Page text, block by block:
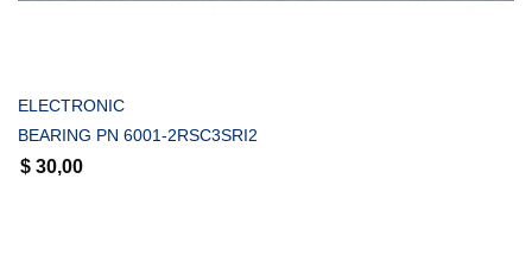
ELECTRONIC
BEARING PN 6001-2RSC3SRI2
$ 30,00